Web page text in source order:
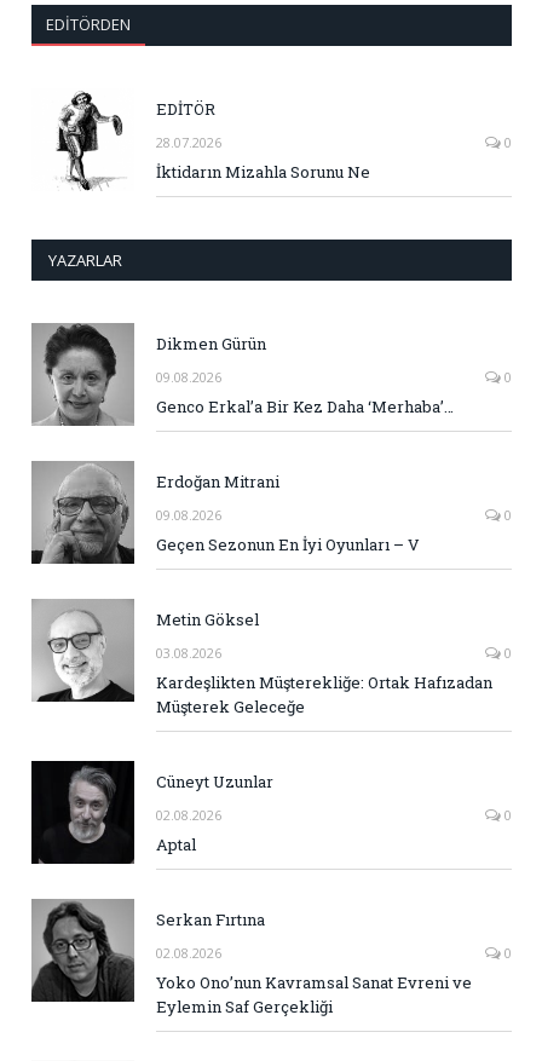
EDITÖRDEN
EDİTÖR
28.07.2026 0
İktidarın Mizahla Sorunu Ne
YAZARLAR
Dikmen Gürün
09.08.2026 0
Genco Erkal’a Bir Kez Daha ‘Merhaba’…
Erdoğan Mitrani
09.08.2026 0
Geçen Sezonun En İyi Oyunları – V
Metin Göksel
03.08.2026 0
Kardeşlikten Müşterekliğe: Ortak Hafızadan
Müşterek Geleceğe
Cüneyt Uzunlar
02.08.2026 0
Aptal
Serkan Fırtına
02.08.2026 0
Yoko Ono’nun Kavramsal Sanat Evreni ve
Eylemin Saf Gerçekliği